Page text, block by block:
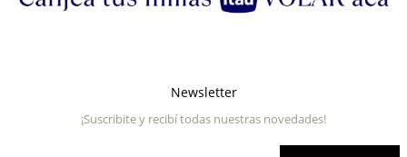
Newsletter
¡Suscribite y recibí todas nuestras novedades!